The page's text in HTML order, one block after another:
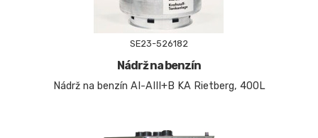
SE23-526182
Nádrž na benzín
Nádrž na benzín AI-AIII+B KA Rietberg, 400L